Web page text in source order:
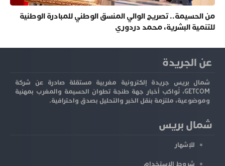
من الحسيمة.. تصريح الوالي المنسق الوطني للمبادرة الوطنية
للتنمية البشرية، محمد دردوري
عن الجريدة
شمال بريس جريدة إلكترونية مغربية مستقلة صادرة عن شركة
GETCOM، تُواكب أخبار جهة طنجة تطوان الحسيمة والمغرب بمهنية
وموضوعية، ملتزمة بنقل الخبر والتحليل بصدق واحترافية.
شمال بريس
للإشهار
شروط الاستخدام